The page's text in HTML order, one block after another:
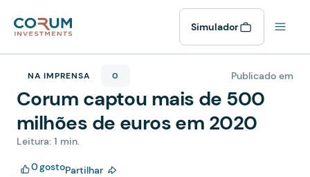
Simulador
NA IMPRENSA 0 Publicado em
Corum captou mais de 500
milhões de euros em 2020
Leitura: 1 min.
0gostoPartilhar